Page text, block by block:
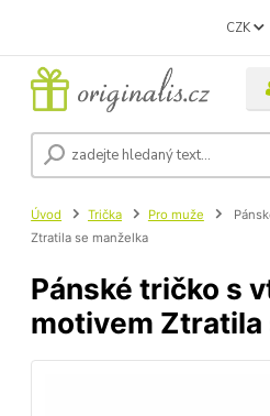
CZK
Úvod Trička Pro muže
Ztratila se manželka
Pánské tričko s
motivem Ztratila